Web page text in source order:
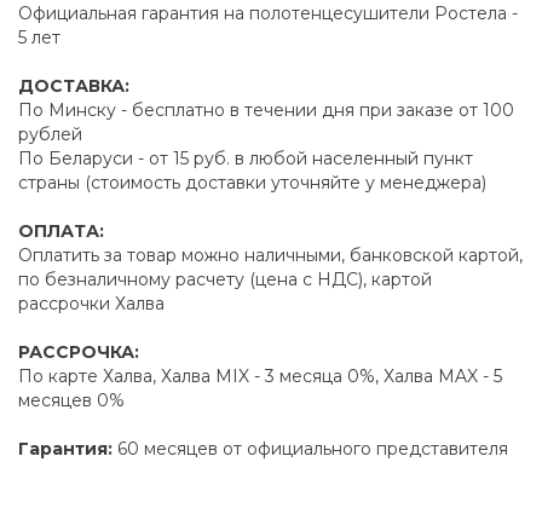
Официальная гарантия на полотенцесушители Ростела -
5 лет
ДОСТАВКА:
По Минску - бесплатно в течении дня при заказе от 100
рублей
По Беларуси - от 15 руб. в любой населенный пункт
страны (стоимость доставки уточняйте у менеджера)
ОПЛАТА:
Оплатить за товар можно наличными, банковской картой,
по безналичному расчету (цена с НДС), картой
рассрочки Халва
РАССРОЧКА:
По карте Халва, Халва MIX - 3 месяца 0%, Халва MAX - 5
месяцев 0%
Гарантия: 60 месяцев от официального представителя